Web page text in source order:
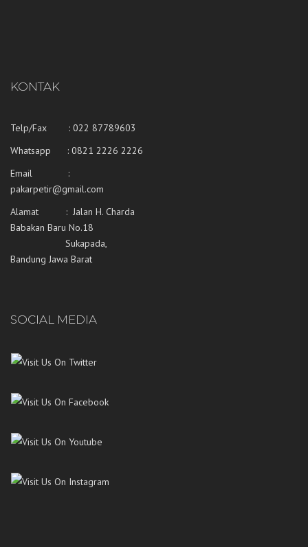
KONTAK
Telp/Fax : 022 87789603
Whatsapp : 0821 2226 2226
Email :
pakarpetir@gmail.com
Alamat : Jalan H. Charda
Babakan Baru No.18
Sukapada,
Bandung Jawa Barat
SOCIAL MEDIA